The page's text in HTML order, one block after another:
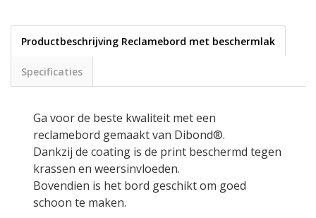
Productbeschrijving Reclamebord met beschermlak
Specificaties
Ga voor de beste kwaliteit met een
reclamebord gemaakt van Dibond®.
Dankzij de coating is de print beschermd tegen
krassen en weersinvloeden.
Bovendien is het bord geschikt om goed
schoon te maken.